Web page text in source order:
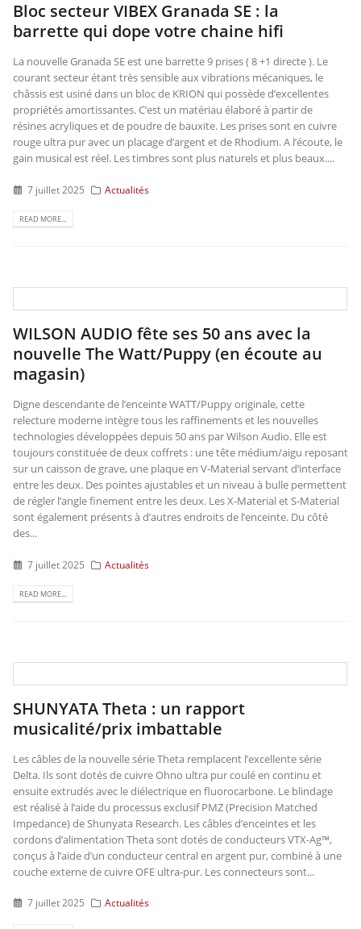
Bloc secteur VIBEX Granada SE : la
barrette qui dope votre chaine hifi
La nouvelle Granada SE est une barrette 9 prises ( 8 +1 directe ). Le
courant secteur étant très sensible aux vibrations mécaniques, le
châssis est usiné dans un bloc de KRION qui possède d’excellentes
propriétés amortissantes. C’est un matériau élaboré à partir de
résines acryliques et de poudre de bauxite. Les prises sont en cuivre
rouge ultra pur avec un placage d’argent et de Rhodium. A l’écoute, le
gain musical est réel. Les timbres sont plus naturels et plus beaux....
7 juillet 2025 Actualités
READ MORE...
WILSON AUDIO fête ses 50 ans avec la
nouvelle The Watt/Puppy (en écoute au
magasin)
Digne descendante de l’enceinte WATT/Puppy originale, cette
relecture moderne intègre tous les raffinements et les nouvelles
technologies développées depuis 50 ans par Wilson Audio. Elle est
toujours constituée de deux coffrets : une tête médium/aigu reposant
sur un caisson de grave, une plaque en V-Material servant d’interface
entre les deux. Des pointes ajustables et un niveau à bulle permettent
de régler l’angle finement entre les deux. Les X-Material et S-Material
sont également présents à d’autres endroits de l’enceinte. Du côté
des...
7 juillet 2025 Actualités
READ MORE...
SHUNYATA Theta : un rapport
musicalité/prix imbattable
Les câbles de la nouvelle série Theta remplacent l’excellente série
Delta. Ils sont dotés de cuivre Ohno ultra pur coulé en continu et
ensuite extrudés avec le diélectrique en fluorocarbone. Le blindage
est réalisé à l’aide du processus exclusif PMZ (Precision Matched
Impedance) de Shunyata Research. Les câbles d’enceintes et les
cordons d’alimentation Theta sont dotés de conducteurs VTX-Ag™,
conçus à l’aide d’un conducteur central en argent pur, combiné à une
couche externe de cuivre OFE ultra-pur. Les connecteurs sont...
7 juillet 2025 Actualités